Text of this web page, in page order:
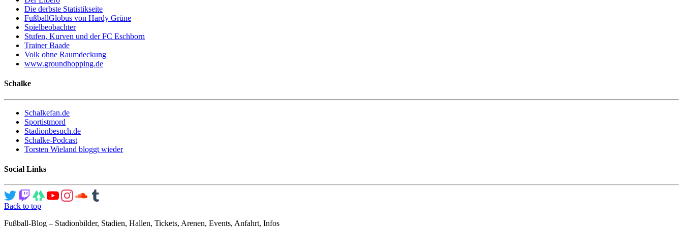
Die derbste Statistikseite
FußballGlobus von Hardy Grüne
Spielbeobachter
Stufen, Kurven und der FC Eschborn
Trainer Baade
Volk ohne Raumdeckung
www.groundhopping.de
Schalke
Schalkefan.de
Sportistmord
Stadionbesuch.de
Schalke-Podcast
Torsten Wieland bloggt wieder
Social Links
Back to top
Fußball-Blog – Stadionbilder, Stadien, Hallen, Tickets, Arenen, Events, Anfahrt, Infos